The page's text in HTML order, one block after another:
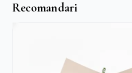
Recomandari